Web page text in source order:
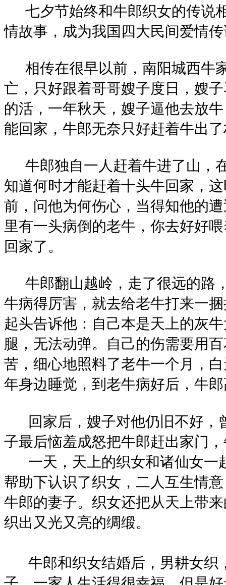
七夕节始终和牛郎织女的传说
情故事，成为我国四大民间爱情
相传在很早以前，南阳城西牛
亡，只好跟着哥哥嫂子度日，嫂
的活，一年秋天，嫂子逼他去放
能回家，牛郎无奈只好赶着牛出
牛郎独自一人赶着牛进了山，
知道何时才能赶着十头牛回家，
前，问他为何伤心，当得知他的
里有一头病倒的老牛，你去好好
回家了。
牛郎翻山越岭，走了很远的路
牛病得厉害，就去给老牛打来一
起头告诉他：自己本是天上的灰
腿，无法动弹。自己的伤需要用
苦，细心地照料了老牛一个月，
年身边睡觉，到老牛病好后，牛
回家后，嫂子对他仍旧不好，
子最后恼羞成怒把牛郎赶出家门
一天，天上的织女和诸仙女一
帮助下认识了织女，二人互生情
牛郎的妻子。织女还把从天上带
织出又光又亮的绸缎。
牛郎和织女结婚后，男耕女织